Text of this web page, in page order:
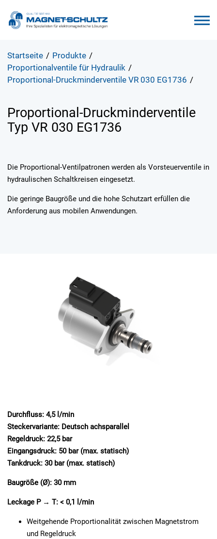
Startseite / Produkte /
Proportionalventile für Hydraulik /
Proportional-Druckminderventile VR 030 EG1736 /
Proportional-Druckminderventile
Typ VR 030 EG1736
Die Proportional-Ventilpatronen werden als Vorsteuerventile in
hydraulischen Schaltkreisen eingesetzt.
Die geringe Baugröße und die hohe Schutzart erfüllen die
Anforderung aus mobilen Anwendungen.
Durchfluss: 4,5 l/min
Steckervariante: Deutsch achsparallel
Regeldruck: 22,5 bar
Eingangsdruck: 50 bar (max. statisch)
Tankdruck: 30 bar (max. statisch)
Baugröße (Ø): 30 mm
Leckage P → T: < 0,1 l/min
Weitgehende Proportionalität zwischen Magnetstrom
und Regeldruck